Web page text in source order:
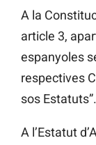
A la
article 3,
espanyoles
respectives
sos Estatuts”.
A l’Estatut